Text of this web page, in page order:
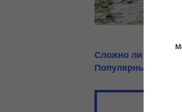
Сложно ли сдать
Популярные